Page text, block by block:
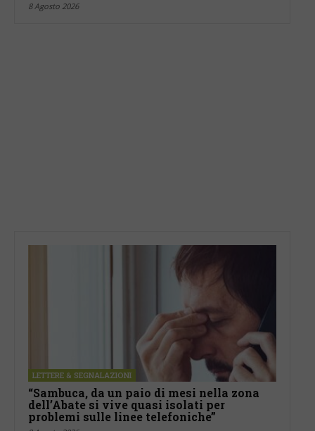
8 Agosto 2026
LETTERE & SEGNALAZIONI
“Sambuca, da un paio di mesi nella zona
dell’Abate si vive quasi isolati per
problemi sulle linee telefoniche”